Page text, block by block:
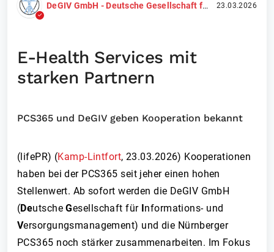
DeGIV GmbH - Deutsche Gesellschaft für Informations- und Versorgungsmanagement 23.03.2026
E-Health Services mit
starken Partnern
PCS365 und DeGIV geben Kooperation bekannt
(lifePR) (Kamp-Lintfort,23.03.2026) Kooperationen
haben bei der PCS365 seit jeher einen hohen
Stellenwert. Ab sofort werden die DeGIV GmbH
(DeutscheGesellschaft für Informations- und
Versorgungsmanagement) und die Nürnberger
PCS365 noch stärker zusammenarbeiten. Im Fokus